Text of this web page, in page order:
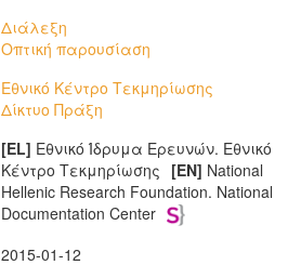
Διάλεξη
Οπτική παρουσίαση
Εθνικό Κέντρο Τεκμηρίωσης
Δίκτυο Πράξη
[EL] Εθνικό Ίδρυμα Ερευνών. Εθνικό
Κέντρο Τεκμηρίωσης [EN] National
Hellenic Research Foundation. National
Documentation Center
2015-01-12